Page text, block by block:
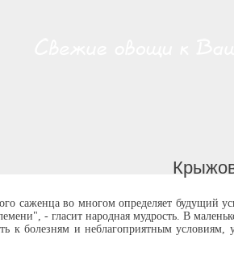
саженца во многом определяет будущий
- гласит народная мудрость. В
к болезням и неблагоприятным